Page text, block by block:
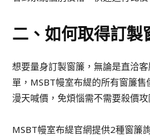
二、如何取得訂製
想要量身訂製窗簾，無論是直洽
單，MSBT幔室布緹的所有窗簾
漫天喊價，免煩惱需不需要殺價攻
MSBT幔室布緹官網提供2種窗簾